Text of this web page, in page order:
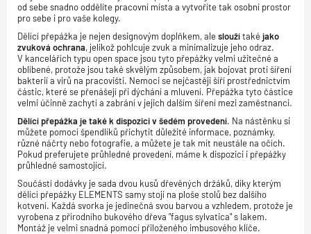
od sebe snadno oddělíte pracovní místa a vytvoříte tak osobní prostor
pro sebe i pro vaše kolegy.
Dělící přepážka je nejen designovým doplňkem, alesloužítakéjako
zvuková ochrana, jelikož pohlcuje zvuk a minimalizuje jeho odraz.
V kancelářích typu open space jsou tyto přepážky velmi užitečné a
oblíbené, protože jsou také skvělým způsobem, jak bojovat proti šíření
bakterií a virů na pracovišti. Nemoci se nejčastěji šíří prostřednictvím
částic, které se přenášejí při dýchání a mluvení. Přepážka tyto částice
velmi účinně zachytí a zabrání v jejich dalším šíření mezi zaměstnanci.
Dělící přepážka je také k dispozici v šedém provedení. Na nástěnku si
můžete pomocí špendlíků přichytit důležité informace, poznámky,
různé náčrty nebo fotografie, a můžete je tak mít neustále na očích.
Pokud preferujete průhledné provedení, máme k dispozici i přepážky
průhledné samostojící.
Součástí dodávky je sada dvou kusů dřevěných držáků, díky kterým
dělící přepážky ELEMENTS samy stojí na ploše stolů bez dalšího
kotvení. Každá svorka je jedinečná svou barvou a vzhledem, protože je
vyrobena z přírodního bukového dřeva "fagus sylvatica" s lakem.
Montáž je velmi snadná pomocí přiloženého imbusového klíče.